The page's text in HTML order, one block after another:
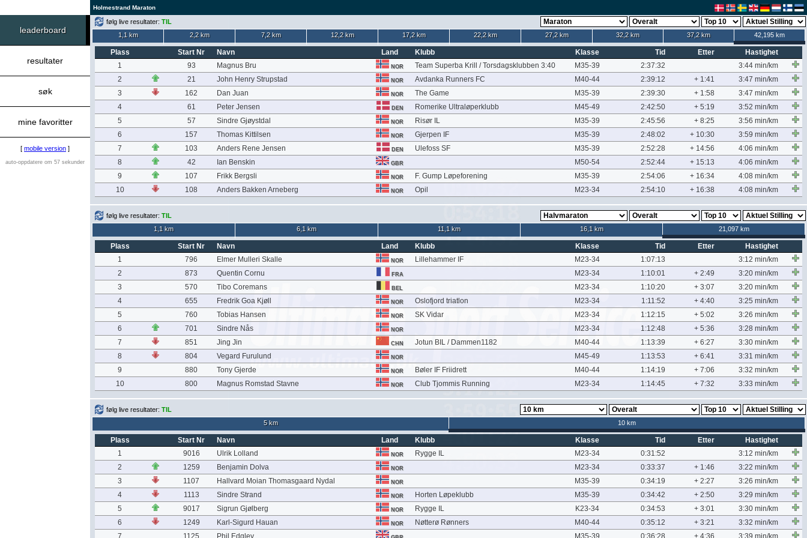
Holmestrand Maraton
leaderboard
resultater
søk
mine favoritter
[ mobile version ]
auto-oppdatere om 57 sekunder
følg live resultater: TIL
1,1 km
2,2 km 7,2 km 12,2 km 17,2 km 22,2 km 27,2 km 32,2 km 37,2 km 42,195 km
Plass Start Nr Navn Land Klubb Klasse Tid Etter
Hastighet
1
93 Magnus Bru NOR Team Superba Krill / Torsdagsklubben 3:40 M35-39 2:37:32
3:44 min/km
2
21 John Henry Strupstad NOR Avdanka Runners FC M40-44 2:39:12 + 1:41
3:47 min/km
3
162 Dan Juan NOR The Game M35-39 2:39:30 + 1:58
3:47 min/km
4
61 Peter Jensen DEN Romerike Ultraløperklubb M45-49 2:42:50 + 5:19
3:52 min/km
5
57 Sindre Gjøystdal NOR Risør IL M35-39 2:45:56 + 8:25
3:56 min/km
6
157 Thomas Kittilsen NOR Gjerpen IF M35-39 2:48:02 + 10:30
3:59 min/km
7
103 Anders Rene Jensen DEN Ulefoss SF M35-39 2:52:28 + 14:56
4:06 min/km
8
42 Ian Benskin GBR M50-54 2:52:44 + 15:13
4:06 min/km
9
107 Frikk Bergsli NOR F. Gump Løpeforening M35-39 2:54:06 + 16:34
4:08 min/km
10
108 Anders Bakken Arneberg NOR Opil M23-34 2:54:10 + 16:38 4:08 min/km
følg live resultater: TIL
1,1 km
6,1 km 11,1 km 16,1 km 21,097 km
Plass Start Nr Navn Land Klubb Klasse Tid Etter
Hastighet
1
796 Elmer Mulleri Skalle NOR Lillehammer IF M23-34 1:07:13
3:12 min/km
2
873 Quentin Cornu FRA M23-34 1:10:01 + 2:49
3:20 min/km
3
570 Tibo Coremans BEL M23-34 1:10:20 + 3:07
3:20 min/km
4
655 Fredrik Goa Kjøll NOR Oslofjord triatlon M23-34 1:11:52 + 4:40
3:25 min/km
5
760 Tobias Hansen NOR SK Vidar M23-34 1:12:15 + 5:02
3:26 min/km
6
701 Sindre Nås NOR M23-34 1:12:48 + 5:36
3:28 min/km
7
851 Jing Jin CHN Jotun BIL / Dammen1182 M40-44 1:13:39 + 6:27
3:30 min/km
8
804 Vegard Furulund NOR M45-49 1:13:53 + 6:41
3:31 min/km
9
880 Tony Gjerde NOR Bøler IF Friidrett M40-44 1:14:19 + 7:06
3:32 min/km
10
800 Magnus Romstad Stavne NOR Club Tjommis Running M23-34 1:14:45 + 7:32 3:33 min/km
følg live resultater: TIL
5 km
10 km
Plass Start Nr Navn Land Klubb Klasse Tid Etter
Hastighet
1
9016 Ulrik Lolland NOR Rygge IL M23-34 0:31:52
3:12 min/km
2
1259 Benjamin Dolva NOR M23-34 0:33:37 + 1:46
3:22 min/km
3
1107 Hallvard Moian Thomasgaard Nydal NOR M35-39 0:34:19 + 2:27
3:26 min/km
4
1113 Sindre Strand NOR Horten Løpeklubb M35-39 0:34:42 + 2:50
3:29 min/km
5
9017 Sigrun Gjølberg NOR Rygge IL K23-34 0:34:53 + 3:01
3:30 min/km
6
1249 Karl-Sigurd Hauan NOR Nøtterø Rønners M40-44 0:35:12 + 3:21
3:32 min/km
7
1125 Phil Edgley M35-39 0:36:28 + 4:36 3:39 min/km